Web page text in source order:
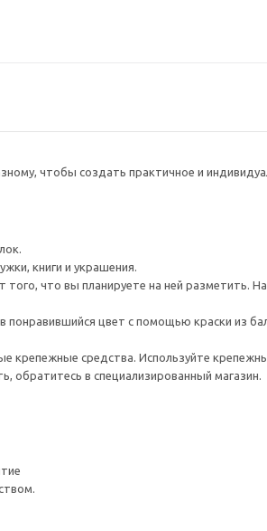
чтобы создать практичное и
книги и украшения.
того, что вы планируете на ней разметить.
цвет с помощью краски из
крепежные средства. Используйте
обратитесь в специализированный магазин.